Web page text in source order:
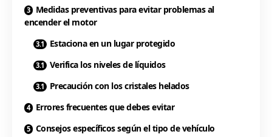
Medidas preventivas para evitar problemas al
encender el motor
Estaciona en un lugar protegido
Verifica los niveles de líquidos
Precaución con los cristales helados
Errores frecuentes que debes evitar
Consejos específicos según el tipo de vehículo